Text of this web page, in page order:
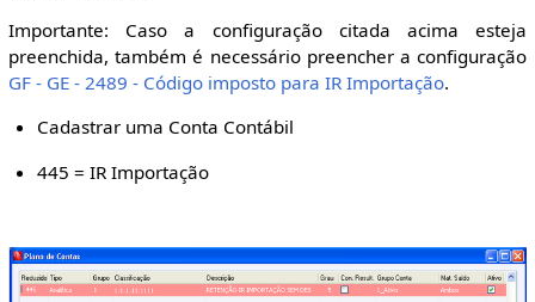
Importante: Caso a configuração citada acima esteja
preenchida, também é necessário preencher a configuração
GF - GE - 2489 - Código imposto para IR Importação.
Cadastrar uma Conta Contábil
445 = IR Importação